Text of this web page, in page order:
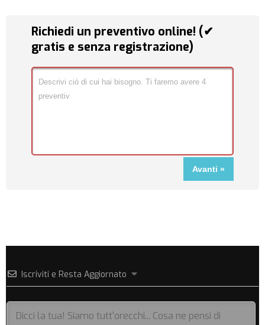
Richiedi un preventivo online! (✔
gratis e senza registrazione)
Iscriviti e Resta Aggiornato